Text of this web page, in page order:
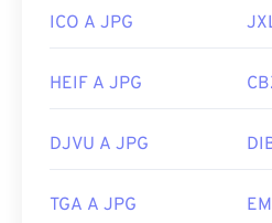
ICO A JPG
HEIF A JPG
DJVU A JPG
TGA A JPG